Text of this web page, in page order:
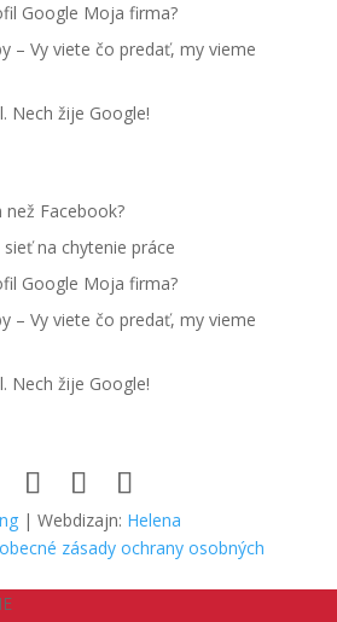
Google Moja firma?
– Vy viete čo predať, my vieme
Nech žije Google!
než Facebook?
na chytenie práce
Google Moja firma?
– Vy viete čo predať, my vieme
Nech žije Google!
| Webdizajn: Helena
zásady ochrany osobných